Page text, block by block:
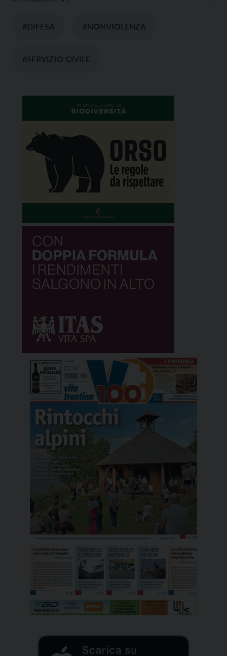
#DIFESA #NONVIOLENZA
#SERVIZIO CIVILE